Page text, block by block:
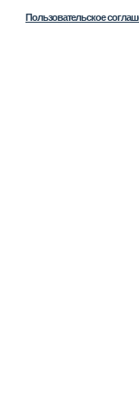
Пользовательское